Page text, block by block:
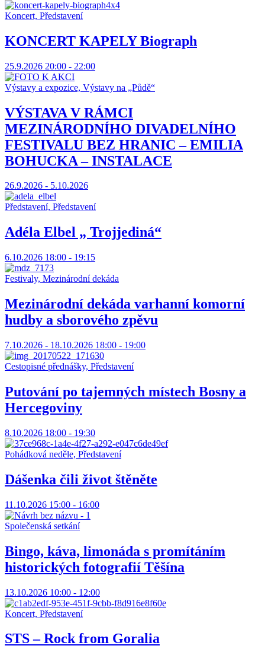
Koncert, Představení
KONCERT KAPELY Biograph
25.9.2026 20:00 - 22:00
Výstavy a expozice, Výstavy na „Půdě“
VÝSTAVA V RÁMCI
MEZINÁRODNÍHO DIVADELNÍHO
FESTIVALU BEZ HRANIC – EMILIA
BOHUCKA – INSTALACE
26.9.2026 - 5.10.2026
Představení, Představení
Adéla Elbel „ Trojjediná“
6.10.2026 18:00 - 19:15
Festivaly, Mezinárodní dekáda
Mezinárodní dekáda varhanní komorní
hudby a sborového zpěvu
7.10.2026 - 18.10.2026 18:00 - 19:00
Cestopisné přednášky, Představení
Putování po tajemných místech Bosny a
Hercegoviny
8.10.2026 18:00 - 19:30
Pohádková neděle, Představení
Dášenka čili život štěněte
11.10.2026 15:00 - 16:00
Společenská setkání
Bingo, káva, limonáda s promítáním
historických fotografií Těšína
13.10.2026 10:00 - 12:00
Koncert, Představení
STS – Rock from Goralia